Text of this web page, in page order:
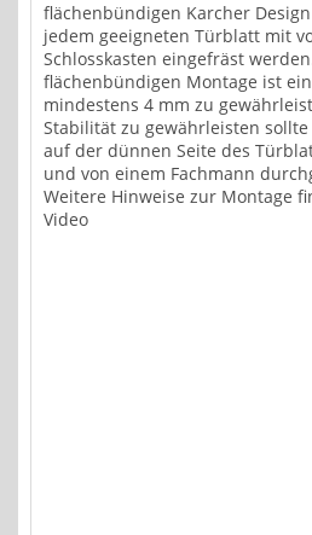
flächenbündigen Karcher
jedem geeigneten Türblatt mit
Schlosskasten eingefräst
flächenbündigen Montage ist
mindestens 4 mm zu
Stabilität zu gewährleisten
auf der dünnen Seite des
und von einem Fachmann
Weitere Hinweise zur Montage
Video